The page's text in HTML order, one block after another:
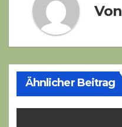
Von
Ähnlicher Beitrag